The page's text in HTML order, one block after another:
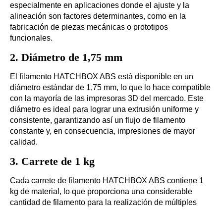
especialmente en aplicaciones donde el ajuste y la
alineación son factores determinantes, como en la
fabricación de piezas mecánicas o prototipos
funcionales.
2. Diámetro de 1,75 mm
El filamento HATCHBOX ABS está disponible en un
diámetro estándar de 1,75 mm, lo que lo hace compatible
con la mayoría de las impresoras 3D del mercado. Este
diámetro es ideal para lograr una extrusión uniforme y
consistente, garantizando así un flujo de filamento
constante y, en consecuencia, impresiones de mayor
calidad.
3. Carrete de 1 kg
Cada carrete de filamento HATCHBOX ABS contiene 1
kg de material, lo que proporciona una considerable
cantidad de filamento para la realización de múltiples